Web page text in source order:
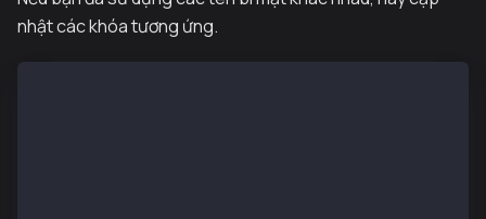
nhật các khóa tương ứng.